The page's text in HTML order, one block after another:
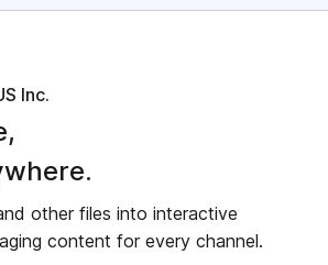
Inc.
other files into interactive
content for every channel.